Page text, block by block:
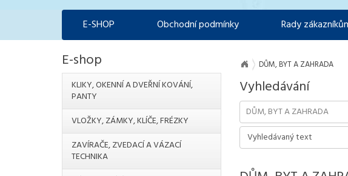
E-SHOP Obchodní podmínky Rady
DŮM, BYT A ZAHRADA
Vyhledávání
E-shop
KLIKY, OKENNÍ A DVEŘNÍ KOVÁNÍ,
PANTY
VLOŽKY, ZÁMKY, KLÍČE, FRÉZKY
ZAVÍRAČE, ZVEDACÍ A VÁZACÍ
TECHNIKA